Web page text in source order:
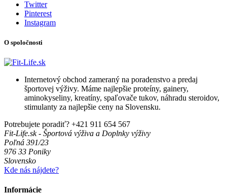
Twitter
Pinterest
Instagram
O spoločnosti
Internetový obchod zameraný na poradenstvo a predaj
športovej výživy. Máme najlepšie proteíny, gainery,
aminokyseliny, kreatíny, spaľovače tukov, náhradu steroidov,
stimulanty za najlepšie ceny na Slovensku.
Potrebujete poradiť? +421 911 654 567
Fit-Life.sk - Športová výživa a Doplnky výživy
Poľná 391/23
976 33 Poniky
Slovensko
Kde nás nájdete?
Informácie